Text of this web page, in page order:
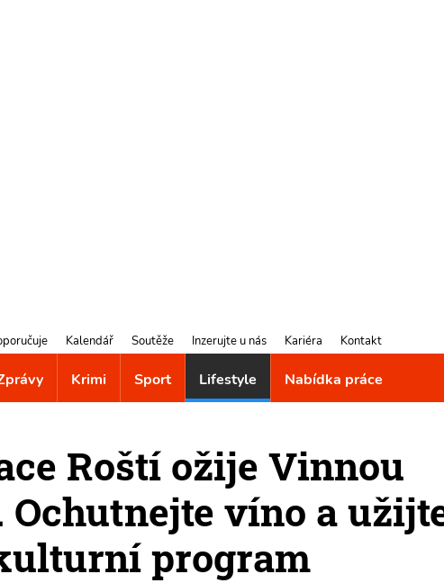
Kalendář Soutěže Inzerujte u nás Kariéra Kontakt
Krimi Sport Lifestyle Nabídka práce
Roští ožije Vinnou
Ochutnejte víno a
program